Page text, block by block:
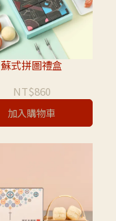
蘇式拼圖禮盒
NT$860
加入購物車